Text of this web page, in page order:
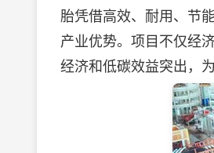
胎凭借高效、耐用、节
产业优势。项目不仅经
经济和低碳效益突出，